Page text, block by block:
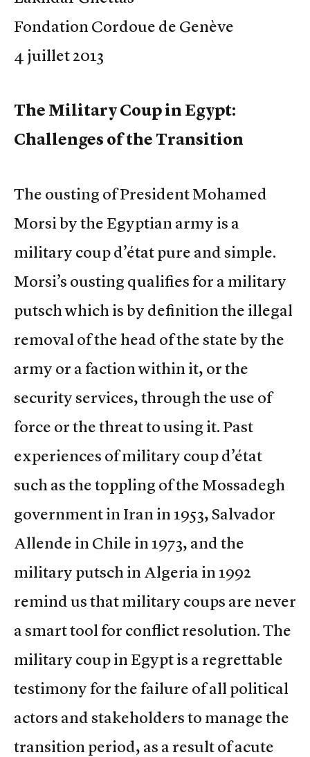
Fondation Cordoue de Genève
4 juillet 2013
The Military Coup in Egypt:
Challenges of the Transition
The ousting of President Mohamed
Morsi by the Egyptian army is a
military coup d’état pure and simple.
Morsi’s ousting qualifies for a military
putsch which is by definition the illegal
removal of the head of the state by the
army or a faction within it, or the
security services, through the use of
force or the threat to using it. Past
experiences of military coup d’état
such as the toppling of the Mossadegh
government in Iran in 1953, Salvador
Allende in Chile in 1973, and the
military putsch in Algeria in 1992
remind us that military coups are never
a smart tool for conflict resolution. The
military coup in Egypt is a regrettable
testimony for the failure of all political
actors and stakeholders to manage the
transition period, as a result of acute